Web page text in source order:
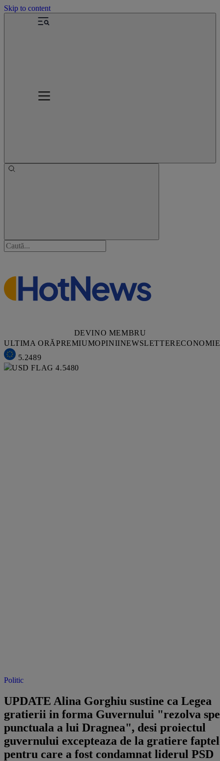
Skip to content
DEVINO MEMBRU
ULTIMA ORĂPREMIUMOPINIINEWSLETTERECONOMIE
5.2489
4.5480
Politic
UPDATE Alina Gorghiu sustine ca Legea
gratierii in forma Guvernului "rezolva
punctuala a lui Dragnea", desi proiectul
guvernului excepteaza de la gratiere
pentru care a fost condamnat liderul PSD